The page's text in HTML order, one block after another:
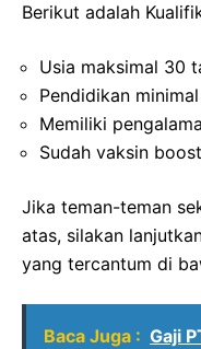
Berikut adalah
Usia maksimal 30
Pendidikan
Memiliki
Sudah vaksin
Jika teman-teman
atas, silakan
yang tercantum di
Baca Juga : Gaji